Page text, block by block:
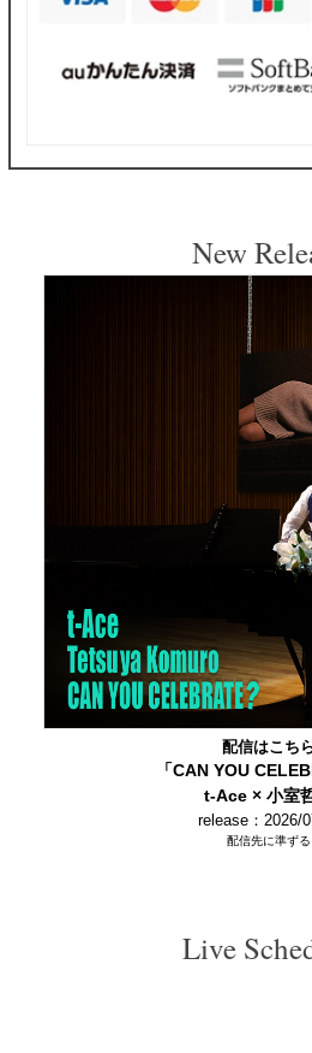
New
配信はこち
「CAN YOU
t-Ace × 小室
release：2026/
配信先に準ずる
Live